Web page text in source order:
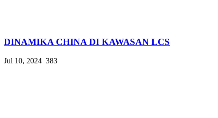
DINAMIKA CHINA DI KAWASAN LCS
Jul 10, 2024 383